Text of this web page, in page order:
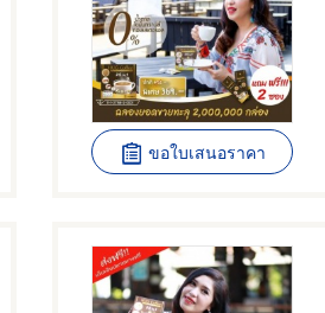
ขอใบเสนอราคา